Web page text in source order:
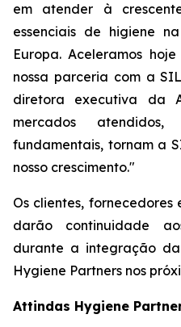
em atender à
essenciais de higiene
Europa. Aceleramos
nossa parceria com a
diretora executiva da
mercados
fundamentais, tornam a
nosso crescimento."
Os clientes,
darão continuidade
durante a integração
Hygiene Partners nos
Attindas Hygiene